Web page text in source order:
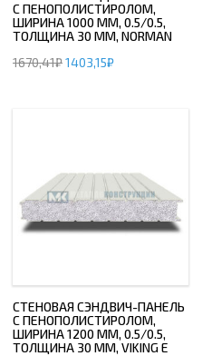
С ПЕНОПОЛИСТИРОЛОМ,
ШИРИНА 1000 ММ, 0.5/0.5,
ТОЛЩИНА 30 ММ, NORMAN
1670,41₽1403,15₽
СТЕНОВАЯ СЭНДВИЧ-ПАНЕЛЬ
С ПЕНОПОЛИСТИРОЛОМ,
ШИРИНА 1200 ММ, 0.5/0.5,
ТОЛЩИНА 30 ММ, VIKING E